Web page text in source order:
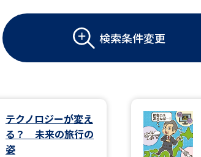
大学・短大の資料種
大学パンフ
学部・学科パ
総合型選抜・学校推薦型選
大学・短大以外の
専門学校の資料請求 大
検索条件変更
テクノロジーが変え
る？ 未来の旅行の
姿